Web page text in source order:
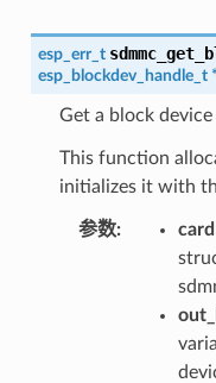
esp_err_t
esp_blockdev_handle_t *
Get a block
This function
initializes it with
参数: card